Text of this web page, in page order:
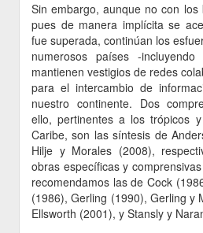
Sin embargo, aunque no con
pues de manera implícita se
fue superada, continúan los
numerosos países -
mantienen vestigios de redes
para el intercambio de
nuestro continente. Dos
ello, pertinentes a los trópicos
Caribe, son las síntesis de
Hilje y Morales (2008),
obras específicas y
recomendamos las de Cock
(1986), Gerling (1990), Gerling y
Ellsworth (2001), y Stansly y